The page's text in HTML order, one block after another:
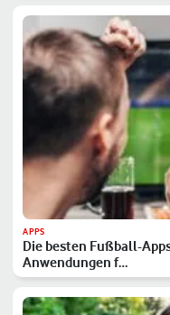
APPS
Die besten Fußball-
Anwendungen f…